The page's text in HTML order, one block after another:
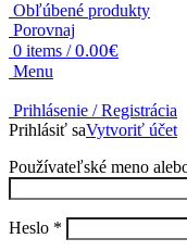
Obľúbené produkty
Porovnaj
0 items / 0.00€
Menu
Prihlásenie / Registrácia
Prihlásiť saVytvoriť účet
Používateľské meno
Heslo * Povinné